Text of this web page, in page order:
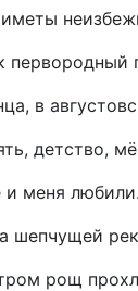
первородный
в
детство,
и меня
шепчущей
рощ